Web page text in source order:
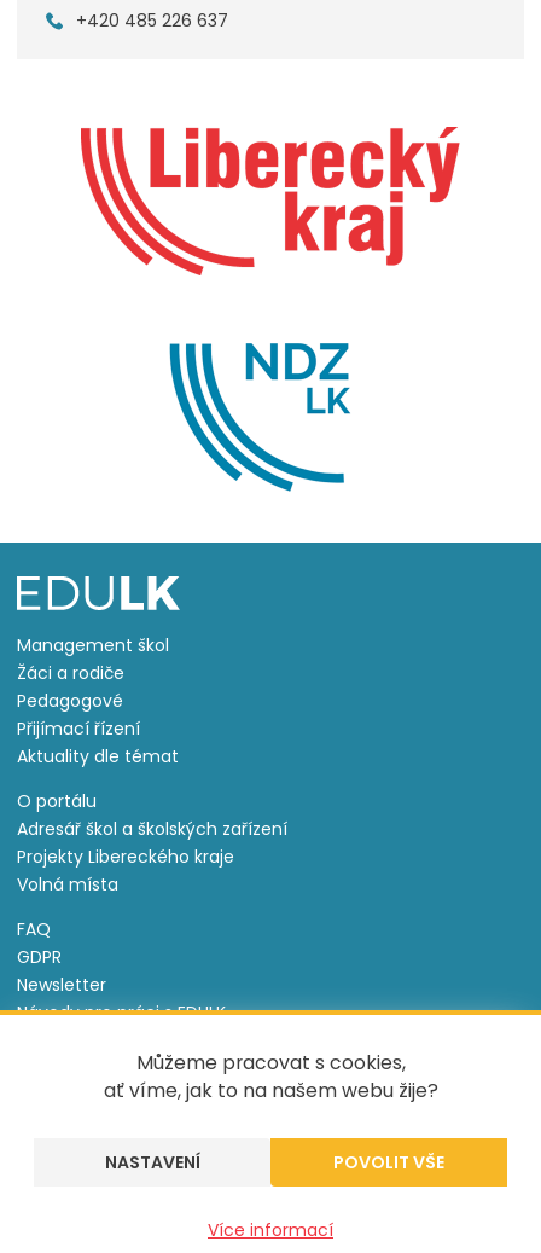
Můžeme pracovat s cookies,
ať víme, jak to na našem webu žije?
NASTAVENÍ
Více informací
+420 485 226 637
Management škol
Žáci a rodiče
Pedagogové
Přijímací řízení
Aktuality dle témat
O portálu
Adresář škol a školských zařízení
Projekty Libereckého kraje
Volná místa
FAQ
GDPR
Newsletter
Návody pro práci s EDULK
Nastavení cookies
Informace o souborech cookie
Tento projekt je spolufinancován Evropským sociálním
fondem a státním rozpočtem České republiky.